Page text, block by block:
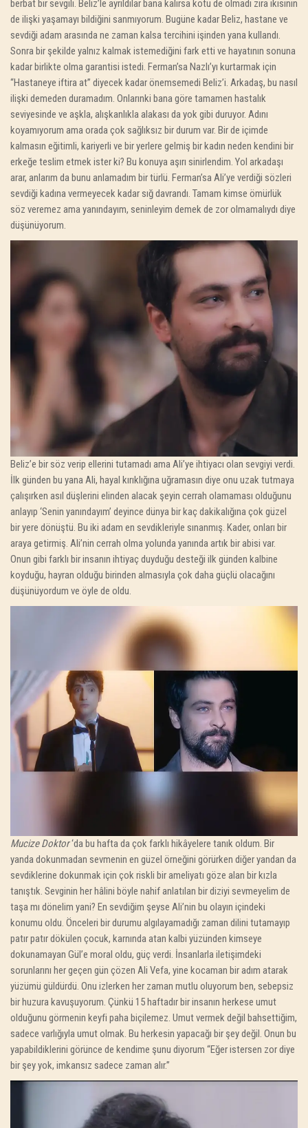
berbat bir sevgili. Beliz’le ayrıldılar bana kalırsa kötü de olmadı zira ikisinin
de ilişki yaşamayı bildiğini sanmıyorum. Bugüne kadar Beliz, hastane ve
sevdiği adam arasında ne zaman kalsa tercihini işinden yana kullandı.
Sonra bir şekilde yalnız kalmak istemediğini fark etti ve hayatının sonuna
kadar birlikte olma garantisi istedi. Ferman’sa Nazlı’yı kurtarmak için
“Hastaneye iftira at” diyecek kadar önemsemedi Beliz’i. Arkadaş, bu nasıl
ilişki demeden duramadım. Onlarınki bana göre tamamen hastalık
seviyesinde ve aşkla, alışkanlıkla alakası da yok gibi duruyor. Adını
koyamıyorum ama orada çok sağlıksız bir durum var. Bir de içimde
kalmasın eğitimli, kariyerli ve bir yerlere gelmiş bir kadın neden kendini bir
erkeğe teslim etmek ister ki? Bu konuya aşırı sinirlendim. Yol arkadaşı
arar, anlarım da bunu anlamadım bir türlü. Ferman’sa Ali’ye verdiği sözleri
sevdiği kadına vermeyecek kadar sığ davrandı. Tamam kimse ömürlük
söz veremez ama yanındayım, seninleyim demek de zor olmamalıydı diye
düşünüyorum.
Beliz’e bir söz verip ellerini tutamadı ama Ali’ye ihtiyacı olan sevgiyi verdi.
İlk günden bu yana Ali, hayal kırıklığına uğramasın diye onu uzak tutmaya
çalışırken asıl düşlerini elinden alacak şeyin cerrah olamaması olduğunu
anlayıp ‘Senin yanındayım’ deyince dünya bir kaç dakikalığına çok güzel
bir yere dönüştü. Bu iki adam en sevdikleriyle sınanmış. Kader, onları bir
araya getirmiş. Ali’nin cerrah olma yolunda yanında artık bir abisi var.
Onun gibi farklı bir insanın ihtiyaç duyduğu desteği ilk günden kalbine
koyduğu, hayran olduğu birinden almasıyla çok daha güçlü olacağını
düşünüyordum ve öyle de oldu.
Mucize Doktor‘da bu hafta da çok farklı hikâyelere tanık oldum. Bir
yanda dokunmadan sevmenin en güzel örneğini görürken diğer yandan da
sevdiklerine dokunmak için çok riskli bir ameliyatı göze alan bir kızla
tanıştık. Sevginin her hâlini böyle nahif anlatılan bir diziyi sevmeyelim de
taşa mı dönelim yani? En sevdiğim şeyse Ali’nin bu olayın içindeki
konumu oldu. Önceleri bir durumu algılayamadığı zaman dilini tutamayıp
patır patır dökülen çocuk, karnında atan kalbi yüzünden kimseye
dokunamayan Gül’e moral oldu, güç verdi. İnsanlarla iletişimdeki
sorunlarını her geçen gün çözen Ali Vefa, yine kocaman bir adım atarak
yüzümü güldürdü. Onu izlerken her zaman mutlu oluyorum ben, sebepsiz
bir huzura kavuşuyorum. Çünkü 15 haftadır bir insanın herkese umut
olduğunu görmenin keyfi paha biçilemez. Umut vermek değil bahsettiğim,
sadece varlığıyla umut olmak. Bu herkesin yapacağı bir şey değil. Onun bu
yapabildiklerini görünce de kendime şunu diyorum “Eğer istersen zor diye
bir şey yok, imkansız sadece zaman alır.”